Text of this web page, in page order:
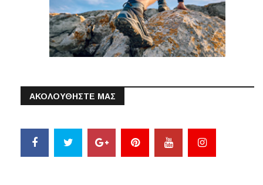
ΑΚΟΛΟΥΘΗΣΤΕ ΜΑΣ